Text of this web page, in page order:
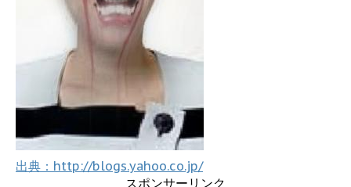
出典：http://blogs.yahoo.co.jp/
スポンサーリンク